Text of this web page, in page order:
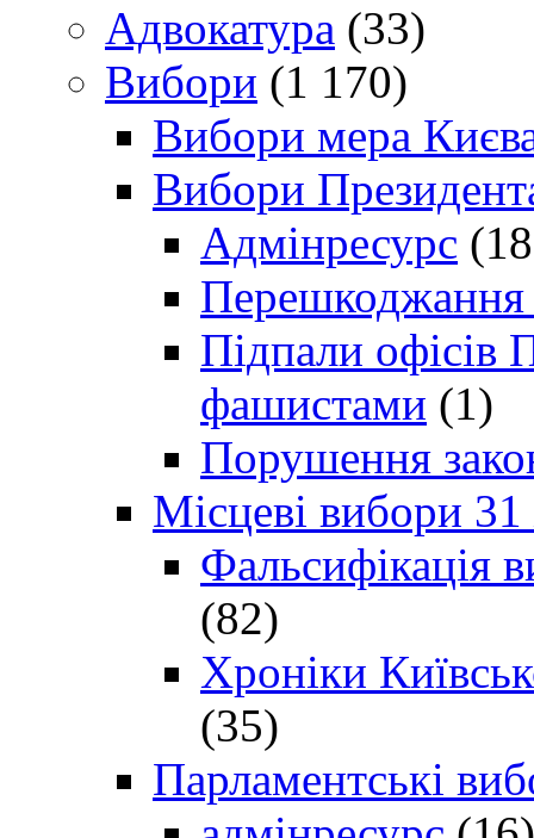
Адвокатура (33)
Вибори (1 170)
Вибори мера
Вибори
Адмінресурс
Перешкоджання
Підпали офісів
фашистами (1)
Порушення
Місцеві вибори
Фальсифікація
(82)
Хроніки
(35)
Парламентські